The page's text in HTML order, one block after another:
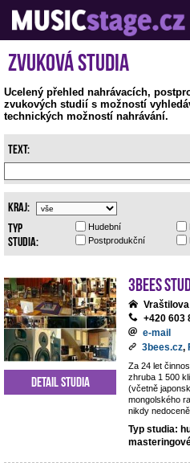
S muzikanty pro muzikanty
Zvuková studia
Ucelený přehled nahrávacích,
zvukových studií s možností
technických možností nahrávání.
Text:
Kraj:
Hudební
Postprodukční
Typ
studia:
3bees
+420 603
e-mail
3bees.cz,
Za 24 let
zhruba 1 500
(včetně
mongolského
nikdy
Typ studia:
Detail studia